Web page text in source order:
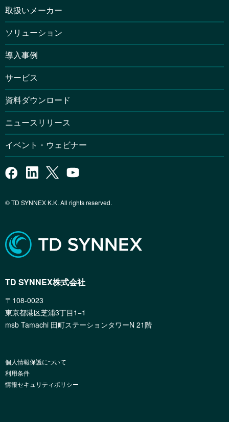
取扱いメーカー
ソリューション
導入事例
サービス
資料ダウンロード
ニュースリリース
イベント・ウェビナー
© TD SYNNEX K.K. All rights reserved.
TD SYNNEX株式会社
〒108-0023
東京都港区芝浦3丁目1−1
msb Tamachi 田町ステーションタワーN 21階
個人情報保護について
利用条件
情報セキュリティポリシー